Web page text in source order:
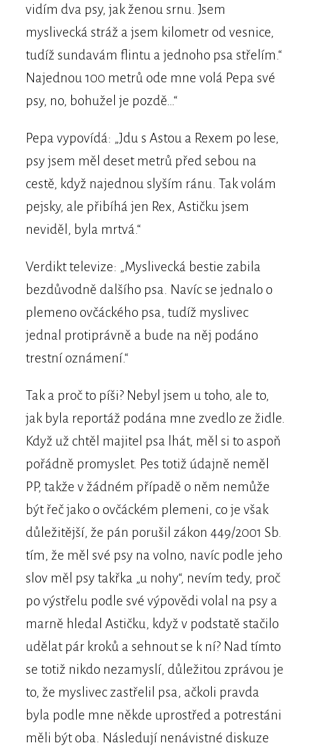
vidím dva psy, jak ženou srnu. Jsem
myslivecká stráž a jsem kilometr od vesnice,
tudíž sundavám flintu a jednoho psa střelím.“
Najednou 100 metrů ode mne volá Pepa své
psy, no, bohužel je pozdě…“
Pepa vypovídá: „Jdu s Astou a Rexem po lese,
psy jsem měl deset metrů před sebou na
cestě, když najednou slyším ránu. Tak volám
pejsky, ale přibíhá jen Rex, Astičku jsem
neviděl, byla mrtvá.“
Verdikt televize: „Myslivecká bestie zabila
bezdůvodně dalšího psa. Navíc se jednalo o
plemeno ovčáckého psa, tudíž myslivec
jednal protiprávně a bude na něj podáno
trestní oznámení.“
Tak a proč to píši? Nebyl jsem u toho, ale to,
jak byla reportáž podána mne zvedlo ze židle.
Když už chtěl majitel psa lhát, měl si to aspoň
pořádně promyslet. Pes totiž údajně neměl
PP, takže v žádném případě o něm nemůže
být řeč jako o ovčáckém plemeni, co je však
důležitější, že pán porušil zákon 449/2001 Sb.
tím, že měl své psy na volno, navíc podle jeho
slov měl psy takřka „u nohy“, nevím tedy, proč
po výstřelu podle své výpovědi volal na psy a
marně hledal Astičku, když v podstatě stačilo
udělat pár kroků a sehnout se k ní? Nad tímto
se totiž nikdo nezamyslí, důležitou zprávou je
to, že myslivec zastřelil psa, ačkoli pravda
byla podle mne někde uprostřed a potrestáni
měli být oba. Následují nenávistné diskuze